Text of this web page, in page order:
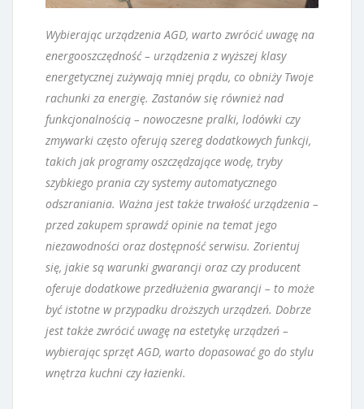
Wybierając urządzenia AGD, warto zwrócić uwagę na
energooszczędność – urządzenia z wyższej klasy
energetycznej zużywają mniej prądu, co obniży Twoje
rachunki za energię. Zastanów się również nad
funkcjonalnością – nowoczesne pralki, lodówki czy
zmywarki często oferują szereg dodatkowych funkcji,
takich jak programy oszczędzające wodę, tryby
szybkiego prania czy systemy automatycznego
odszraniania. Ważna jest także trwałość urządzenia –
przed zakupem sprawdź opinie na temat jego
niezawodności oraz dostępność serwisu. Zorientuj
się, jakie są warunki gwarancji oraz czy producent
oferuje dodatkowe przedłużenia gwarancji – to może
być istotne w przypadku droższych urządzeń. Dobrze
jest także zwrócić uwagę na estetykę urządzeń –
wybierając sprzęt AGD, warto dopasować go do stylu
wnętrza kuchni czy łazienki.